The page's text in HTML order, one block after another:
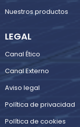
Nuestros productos
LEGAL
Canal Ético
Canal Externo
Aviso legal
Política de privacidad
Política de cookies